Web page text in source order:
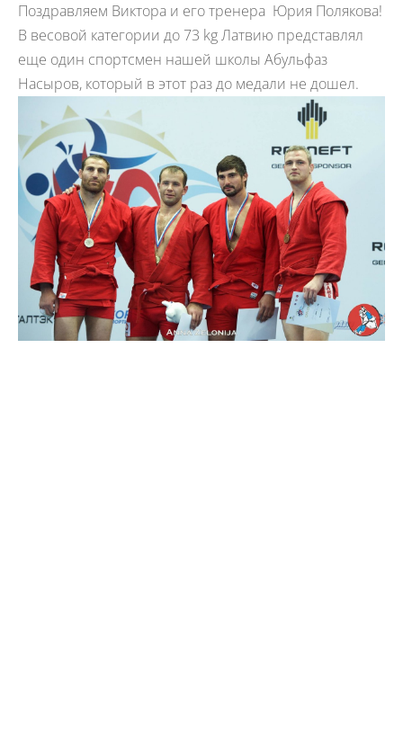
Поздравляем Виктора и его тренера Юрия Полякова!
В весовой категории до 73 kg Латвию представлял
еще один спортсмен нашей школы Абульфаз
Насыров, который в этот раз до медали не дошел.